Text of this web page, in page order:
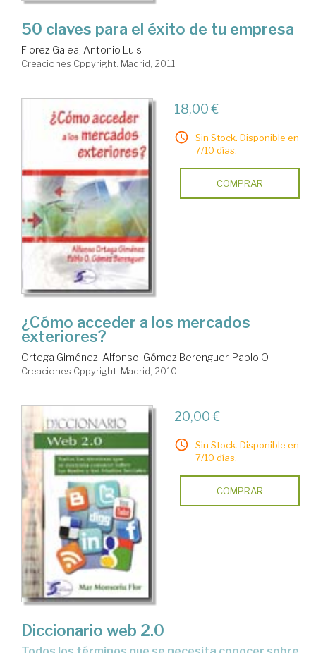
50 claves para el éxito de tu empresa
Florez Galea, Antonio Luis
Creaciones Cppyright. Madrid, 2011
18,00 €
Sin Stock. Disponible en
7/10 días.
COMPRAR
¿Cómo acceder a los mercados
exteriores?
Ortega Giménez, Alfonso; Gómez Berenguer, Pablo O.
Creaciones Cppyright. Madrid, 2010
20,00 €
Sin Stock. Disponible en
7/10 días.
COMPRAR
Diccionario web 2.0